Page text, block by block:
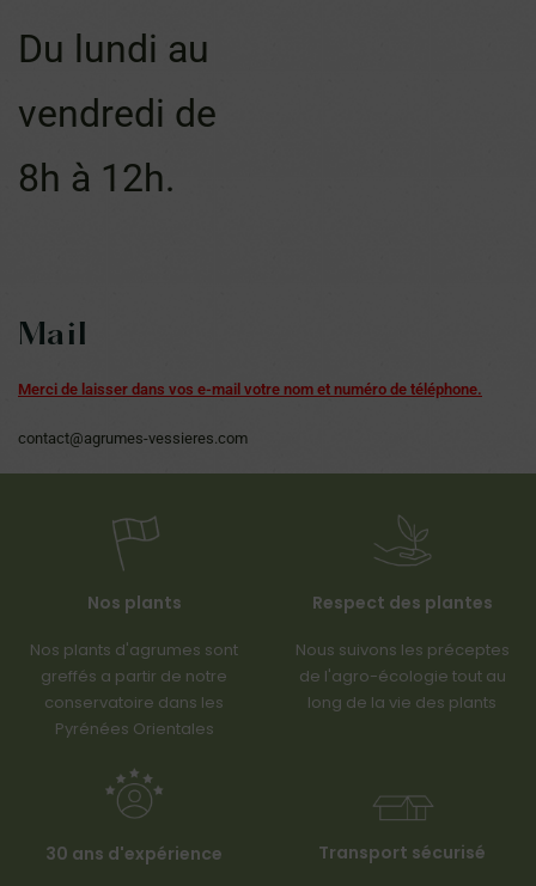
Du lundi au
vendredi de
8h à 12h.
Mail
Merci de laisser dans vos e-mail votre nom et numéro de téléphone.
contact@agrumes-vessieres.com
Nos plants
Nos plants d'agrumes sont
greffés a partir de notre
conservatoire dans les
Pyrénées Orientales
30 ans d'expérience
Respect des plantes
Nous suivons les préceptes
de l'agro-écologie tout au
long de la vie des plants
Transport sécurisé